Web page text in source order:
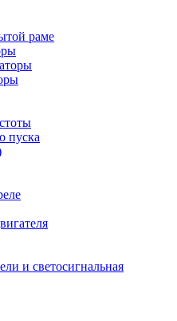
раме
пуска
и светосигнальная